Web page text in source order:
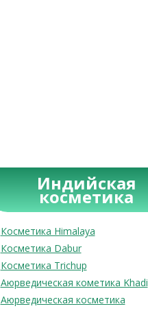
Индийская
косметика
Косметика Himalaya
Косметика Dabur
Косметика Trichup
Аюрведическая кометика Khadi
Аюрведическая косметика